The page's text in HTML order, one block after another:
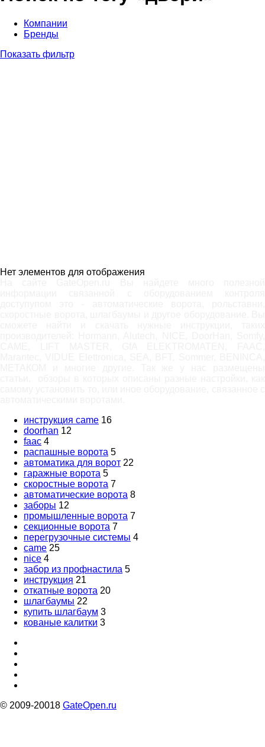
Компании
Бренды
Показать фильтр
Нет элементов для отображения
инструкция came 16
doorhan 12
faac 4
распашные ворота 5
автоматика для ворот 22
гаражные ворота 5
скоростные ворота 7
автоматические ворота 8
заборы 12
промышленные ворота 7
секционные ворота 7
перегрузочные системы 4
came 25
nice 4
забор из профнастила 5
инструкция 21
откатные ворота 20
шлагбаумы 22
купить шлагбаум 3
кованые калитки 3
© 2009-20018 GateOpen.ru